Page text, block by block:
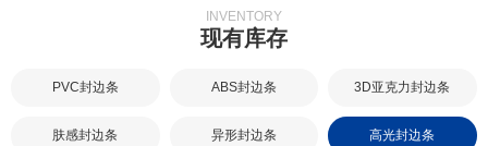
INVENTORY
现有库存
PVC封边条 ABS封边条 3D亚克力封边条
肤感封边条 异形封边条 高光封边条